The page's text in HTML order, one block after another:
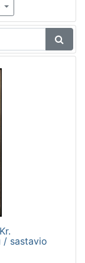
/ sastavio